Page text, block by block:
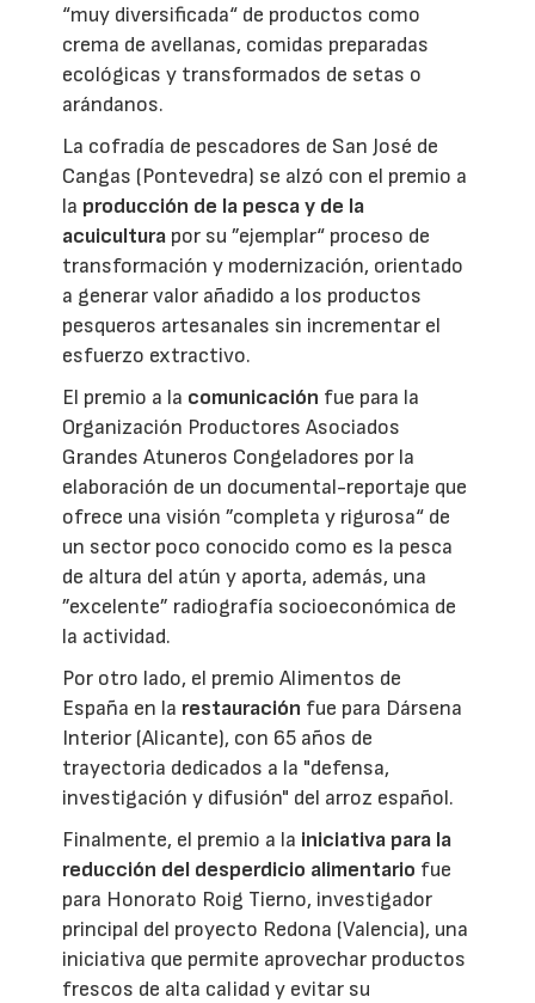
“muy diversificada“ de productos como
crema de avellanas, comidas preparadas
ecológicas y transformados de setas o
arándanos.
La cofradía de pescadores de San José de
Cangas (Pontevedra) se alzó con el premio a
la producción de la pesca y de la
acuicultura por su ”ejemplar“ proceso de
transformación y modernización, orientado
a generar valor añadido a los productos
pesqueros artesanales sin incrementar el
esfuerzo extractivo.
El premio a la comunicación fue para la
Organización Productores Asociados
Grandes Atuneros Congeladores por la
elaboración de un documental-reportaje que
ofrece una visión ”completa y rigurosa“ de
un sector poco conocido como es la pesca
de altura del atún y aporta, además, una
”excelente” radiografía socioeconómica de
la actividad.
Por otro lado, el premio Alimentos de
España en la restauración fue para Dársena
Interior (Alicante), con 65 años de
trayectoria dedicados a la "defensa,
investigación y difusión" del arroz español.
Finalmente, el premio a la iniciativa para la
reducción del desperdicio alimentario fue
para Honorato Roig Tierno, investigador
principal del proyecto Redona (Valencia), una
iniciativa que permite aprovechar productos
frescos de alta calidad y evitar su